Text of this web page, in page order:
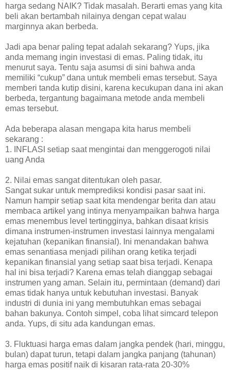
harga sedang NAIK? Tidak masalah. Berarti emas yang kita
beli akan bertambah nilainya dengan cepat walau
marginnya akan berbeda.
Jadi apa benar paling tepat adalah sekarang? Yups, jika
anda memang ingin investasi di emas. Paling tidak, itu
menurut saya. Tentu saja asumsi di sini bahwa anda
memiliki “cukup” dana untuk membeli emas tersebut. Saya
memberi tanda kutip disini, karena kecukupan dana ini akan
berbeda, tergantung bagaimana metode anda membeli
emas tersebut.
Ada beberapa alasan mengapa kita harus membeli
sekarang :
1. INFLASI setiap saat mengintai dan menggerogoti nilai
uang Anda
2. Nilai emas sangat ditentukan oleh pasar.
Sangat sukar untuk memprediksi kondisi pasar saat ini.
Namun hampir setiap saat kita mendengar berita dan atau
membaca artikel yang intinya menyampaikan bahwa harga
emas menembus level tertingginya, bahkan disaat krisis
dimana instrumen-instrumen investasi lainnya mengalami
kejatuhan (kepanikan finansial). Ini menandakan bahwa
emas senantiasa menjadi pilihan orang ketika terjadi
kepanikan finansial yang setiap saat bisa terjadi. Kenapa
hal ini bisa terjadi? Karena emas telah dianggap sebagai
instrumen yang aman. Selain itu, permintaan (demand) dari
emas tidak hanya untuk kebutuhan investasi. Banyak
industri di dunia ini yang membutuhkan emas sebagai
bahan bakunya. Contoh simpel, coba lihat simcard telepon
anda. Yups, di situ ada kandungan emas.
3. Fluktuasi harga emas dalam jangka pendek (hari, minggu,
bulan) dapat turun, tetapi dalam jangka panjang (tahunan)
harga emas positif naik di kisaran rata-rata 20-30%